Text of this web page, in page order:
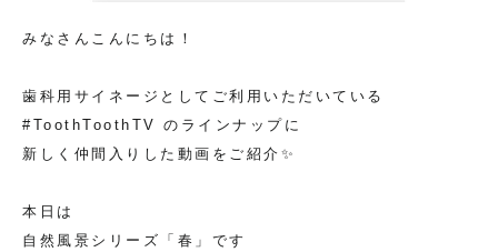
みなさんこんにちは！
歯科用サイネージとしてご利用いただいている
#ToothToothTV のラインナップに
新しく仲間入りした動画をご紹介✨
本日は
自然風景シリーズ「春」です